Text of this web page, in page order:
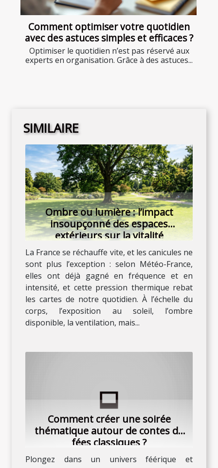
Comment optimiser votre quotidien
avec des astuces simples et efficaces ?
Optimiser le quotidien n’est pas réservé aux
experts en organisation. Grâce à des astuces...
SIMILAIRE
Ombre ou lumière : l’impact
insoupçonné des espaces
extérieurs sur la vitalité
La France se réchauffe vite, et les canicules ne
sont plus l’exception : selon Météo-France,
elles ont déjà gagné en fréquence et en
intensité, et cette pression thermique rebat
les cartes de notre quotidien. À l’échelle du
corps, l’exposition au soleil, l’ombre
disponible, la ventilation, mais...
Comment créer une soirée
thématique autour de contes de
fées classiques ?
Plongez dans un univers féérique et